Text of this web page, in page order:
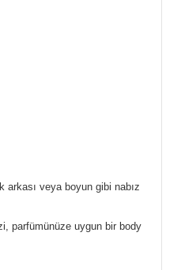
arkası veya boyun gibi nabız
parfümünüze uygun bir body